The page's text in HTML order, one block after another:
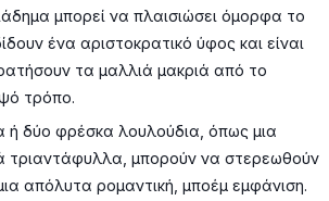
μπορεί να πλαισιώσει όμορφα το
ένα αριστοκρατικό ύφος και είναι
τα μαλλιά μακριά από το
τρόπο.
ή δύο φρέσκα λουλούδια, όπως μια
τριαντάφυλλα, μπορούν να στερεωθούν
απόλυτα ρομαντική, μποέμ εμφάνιση.